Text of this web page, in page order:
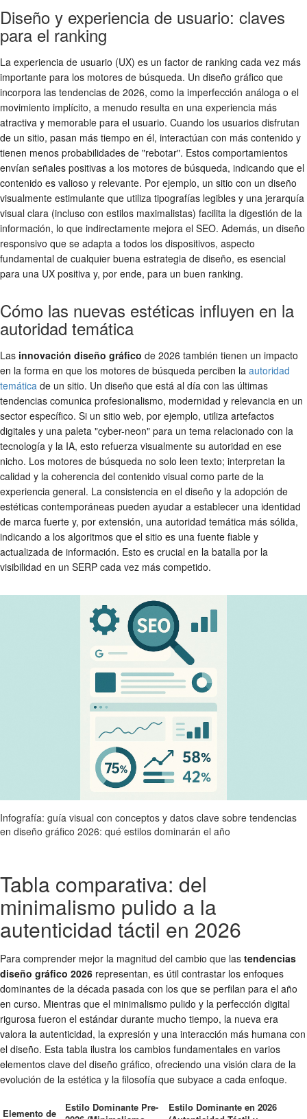
Diseño y experiencia de usuario: claves
para el ranking
La experiencia de usuario (UX) es un factor de ranking cada vez más
importante para los motores de búsqueda. Un diseño gráfico que
incorpora las tendencias de 2026, como la imperfección análoga o el
movimiento implícito, a menudo resulta en una experiencia más
atractiva y memorable para el usuario. Cuando los usuarios disfrutan
de un sitio, pasan más tiempo en él, interactúan con más contenido y
tienen menos probabilidades de "rebotar". Estos comportamientos
envían señales positivas a los motores de búsqueda, indicando que el
contenido es valioso y relevante. Por ejemplo, un sitio con un diseño
visualmente estimulante que utiliza tipografías legibles y una jerarquía
visual clara (incluso con estilos maximalistas) facilita la digestión de la
información, lo que indirectamente mejora el SEO. Además, un diseño
responsivo que se adapta a todos los dispositivos, aspecto
fundamental de cualquier buena estrategia de diseño, es esencial
para una UX positiva y, por ende, para un buen ranking.
Cómo las nuevas estéticas influyen en la
autoridad temática
Las innovación diseño gráfico de 2026 también tienen un impacto
en la forma en que los motores de búsqueda perciben la autoridad
temática de un sitio. Un diseño que está al día con las últimas
tendencias comunica profesionalismo, modernidad y relevancia en un
sector específico. Si un sitio web, por ejemplo, utiliza artefactos
digitales y una paleta "cyber-neon" para un tema relacionado con la
tecnología y la IA, esto refuerza visualmente su autoridad en ese
nicho. Los motores de búsqueda no solo leen texto; interpretan la
calidad y la coherencia del contenido visual como parte de la
experiencia general. La consistencia en el diseño y la adopción de
estéticas contemporáneas pueden ayudar a establecer una identidad
de marca fuerte y, por extensión, una autoridad temática más sólida,
indicando a los algoritmos que el sitio es una fuente fiable y
actualizada de información. Esto es crucial en la batalla por la
visibilidad en un SERP cada vez más competido.
Infografía: guía visual con conceptos y datos clave sobre tendencias
en diseño gráfico 2026: qué estilos dominarán el año
Tabla comparativa: del
minimalismo pulido a la
autenticidad táctil en 2026
Para comprender mejor la magnitud del cambio que las tendencias
diseño gráfico 2026 representan, es útil contrastar los enfoques
dominantes de la década pasada con los que se perfilan para el año
en curso. Mientras que el minimalismo pulido y la perfección digital
rigurosa fueron el estándar durante mucho tiempo, la nueva era
valora la autenticidad, la expresión y una interacción más humana con
el diseño. Esta tabla ilustra los cambios fundamentales en varios
elementos clave del diseño gráfico, ofreciendo una visión clara de la
evolución de la estética y la filosofía que subyace a cada enfoque.
Elemento de
Estilo Dominante Pre-
Estilo Dominante en 2026